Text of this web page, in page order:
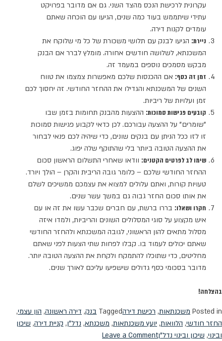
עקרונית לרכישת הנכס מהצד השני. גם אם מדובר בפרויקט
עתידי שיתממש בעוד כמה שנים, הגיעו עם הוכחה שאתם
עומדים לקנות דירה.
ניירת: הגיעו לבנק עם תלושי משכורת של כל מי שלוקח את
המשכנתא, לשלושה חודשים אחורה. מומלץ לברר אם הבנק
מבקש מסמכים נוספים במעמד זה.
זמן זה כסף: אם ההכנסות שלכם מאפשרות צמצמו את טווח
השנים של המשכנתא והגדילו את ההחזר החודשי. זה יחסוך לכם
זמן ועלויות של ריביות.
קובעים פגישות סמוכות: ההצעות מהבנק תחומות בזמן שבו
"שומרים" על ההצעה עבורכם. לכן כדאי לקבוע פגישות סמוכות
זו לזו ככל הניתן עם בנקים שונים, כדי שיהיה לכם פנאי לבחור
את ההצעה הטובה ביותר בלי שהתוקף שלה יפוג.
שימו לב לפרטים הקטנים: וודאו שאחרי התשלום הראשון סכום
ההחזר החודשי שלכם – כלומר גובה הריבית והקרן – הולך ויורד.
טעויות קורות, ואתם עלולים למצוא את עצמכם ממשיכים לשלם
את אותו סכום החזר גבוה גם במשך עשר שנים.
חקרו ושאלו: בררו ברשת, עם חברים שכבר עשו את זה או עם
איש מקצוע על סוגי המסלולים השונים והריביות, ולמדו איזה
מסלול מתאים להון הראשוני, לגובה המשכנתא ולהחזר החודשי
שאתם יכולים לעמוד בו. קבלו לפחות שתי הצעות לפני שאתם
מחליטים, כדי שתוכלו להתמקח ולקחת את ההצעה הטובה יותר.
מדובר בסכומי כסף גדולים שישפיעו עליכם לאורך שנים.
בהצלחה!
Posted in משכנתאות, רכישת דירהTagged בנק, דירה ראשונה, הון עצמי,
החזר חודשי, הלוואות, יועץ משכנתאות, משכנתא, נדל"ן, קניית דירה, שיכון
ובינוי, שיכון ובינוי נדל"ןLeave a Comment
on